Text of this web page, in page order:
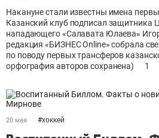
Накануне стали известны имена
Казанский клуб подписал защитника
нападающего «Салавата Юлаева»
редакция «БИЗНЕС Online» собрала
по поводу первых трансферов
орфография авторов сохранена)
1
20 мая #хоккей